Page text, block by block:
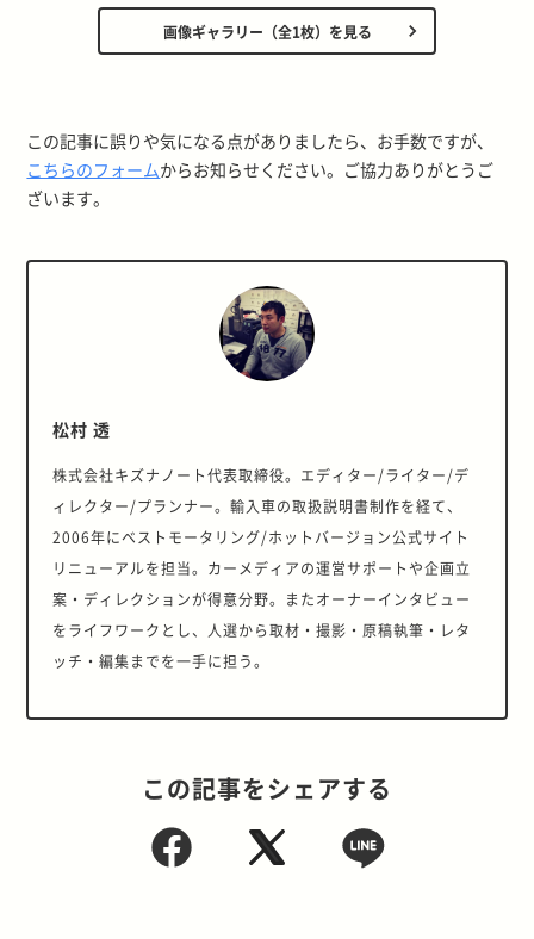
画像ギャラリー（全1枚）を見る
この記事に誤りや気になる点がありましたら、お手数ですが、
こちらのフォームからお知らせください。ご協力ありがとうご
ざいます。
松村 透
株式会社キズナノート代表取締役。エディター/ライター/デ
ィレクター/プランナー。輸入車の取扱説明書制作を経て、
2006年にベストモータリング/ホットバージョン公式サイト
リニューアルを担当。カーメディアの運営サポートや企画立
案・ディレクションが得意分野。またオーナーインタビュー
をライフワークとし、人選から取材・撮影・原稿執筆・レタ
ッチ・編集までを一手に担う。
この記事をシェアする